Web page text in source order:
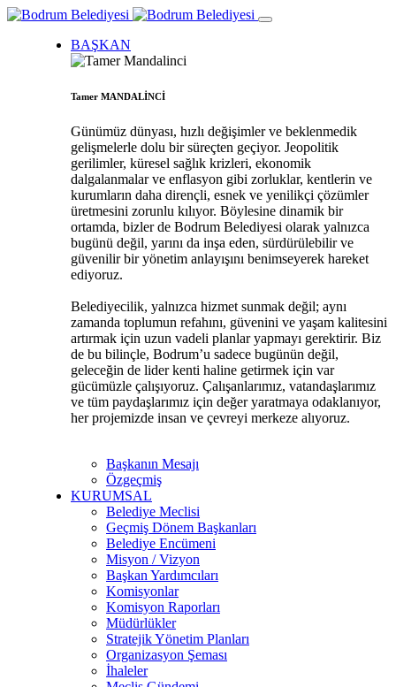
BAŞKAN
Tamer MANDALİNCİ
Günümüz dünyası, hızlı değişimler ve beklenmedik
gelişmelerle dolu bir süreçten geçiyor. Jeopolitik
gerilimler, küresel sağlık krizleri, ekonomik
dalgalanmalar ve enflasyon gibi zorluklar, kentlerin ve
kurumların daha dirençli, esnek ve yenilikçi çözümler
üretmesini zorunlu kılıyor. Böylesine dinamik bir
ortamda, bizler de Bodrum Belediyesi olarak yalnızca
bugünü değil, yarını da inşa eden, sürdürülebilir ve
güvenilir bir yönetim anlayışını benimseyerek hareket
ediyoruz.
Belediyecilik, yalnızca hizmet sunmak değil; aynı
zamanda toplumun refahını, güvenini ve yaşam kalitesini
artırmak için uzun vadeli planlar yapmayı gerektirir. Biz
de bu bilinçle, Bodrum’u sadece bugünün değil,
geleceğin de lider kenti haline getirmek için var
gücümüzle çalışıyoruz. Çalışanlarımız, vatandaşlarımız
ve tüm paydaşlarımız için değer yaratmaya odaklanıyor,
her projemizde insan ve çevreyi merkeze alıyoruz.
Başkanın Mesajı
Özgeçmiş
KURUMSAL
Belediye Meclisi
Geçmiş Dönem Başkanları
Belediye Encümeni
Misyon / Vizyon
Başkan Yardımcıları
Komisyonlar
Komisyon Raporları
Müdürlükler
Stratejik Yönetim Planları
Organizasyon Şeması
İhaleler